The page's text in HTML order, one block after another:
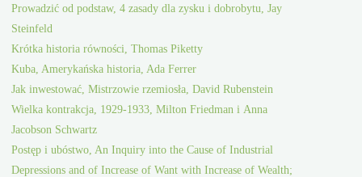
Prowadzić od podstaw, 4 zasady dla zysku i dobrobytu, Jay
Steinfeld
Krótka historia równości, Thomas Piketty
Kuba, Amerykańska historia, Ada Ferrer
Jak inwestować, Mistrzowie rzemiosła, David Rubenstein
Wielka kontrakcja, 1929-1933, Milton Friedman i Anna
Jacobson Schwartz
Postęp i ubóstwo, An Inquiry into the Cause of Industrial
Depressions and of Increase of Want with Increase of Wealth;